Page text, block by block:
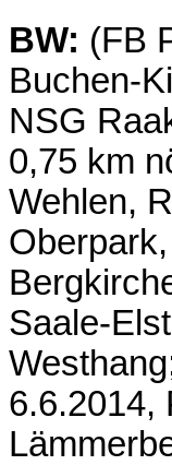
BW: (FB
Buchen-
NSG
0,75 km
Wehlen,
Saale-
6.6.2014,